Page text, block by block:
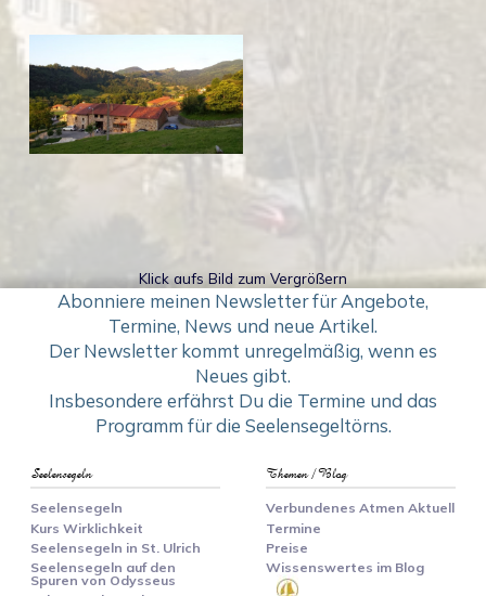
Klick aufs Bild zum Vergrößern
Abonniere meinen Newsletter für Angebote,
Termine, News und neue Artikel.
Der Newsletter kommt unregelmäßig, wenn es
Neues gibt.
Insbesondere erfährst Du die Termine und das
Programm für die Seelensegeltörns.
Seelensegeln
Seelensegeln
Kurs Wirklichkeit
Seelensegeln in St. Ulrich
Seelensegeln auf den
Spuren von Odysseus
Themen / Blog
Verbundenes Atmen Aktuell
Termine
Preise
Wissenswertes im Blog